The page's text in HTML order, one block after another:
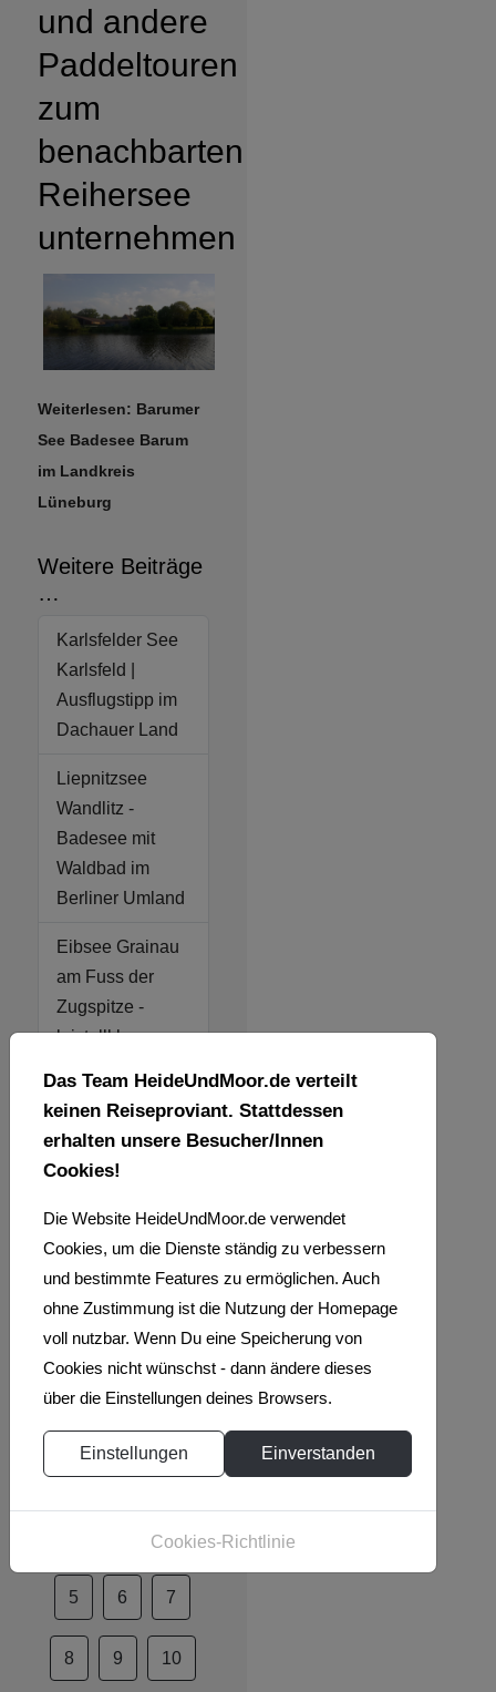
und andere
Paddeltouren
zum
benachbarten
Reihersee
unternehmen
Weiterlesen: Barumer
See Badesee Barum
im Landkreis
Lüneburg
Weitere Beiträge
…
Karlsfelder See
Karlsfeld |
Ausflugstipp im
Dachauer Land
Liepnitzsee
Wandlitz -
Badesee mit
Waldbad im
Berliner Umland
Eibsee Grainau
am Fuss der
Zugspitze -
kristallklares
1
4
5 6 7
8 9 10
Das Team HeideUndMoor.de verteilt
keinen Reiseproviant. Stattdessen
erhalten unsere Besucher/Innen
Cookies!
Die Website HeideUndMoor.de verwendet
Cookies, um die Dienste ständig zu verbessern
und bestimmte Features zu ermöglichen. Auch
ohne Zustimmung ist die Nutzung der Homepage
voll nutzbar. Wenn Du eine Speicherung von
Cookies nicht wünschst - dann ändere dieses
über die Einstellungen deines Browsers.
Einstellungen Einverstanden
Cookies-Richtlinie